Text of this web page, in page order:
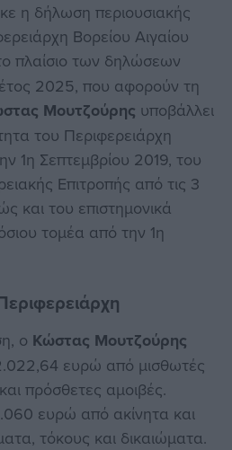
η δήλωση περιουσιακής
Βορείου Αιγαίου
πλαίσιο των δηλώσεων
2025, που αφορούν τη
Μουτζούρης υποβάλλει
του Περιφερειάρχη
1η Σεπτεμβρίου 2019, του
Επιτροπής από τις 3
και του επιστημονικά
τομέα από την 1η
ο Κώστας Μουτζούρης
ευρώ από μισθωτές
πρόσθετες αμοιβές.
ευρώ από ακίνητα και
τόκους και δικαιώματα.